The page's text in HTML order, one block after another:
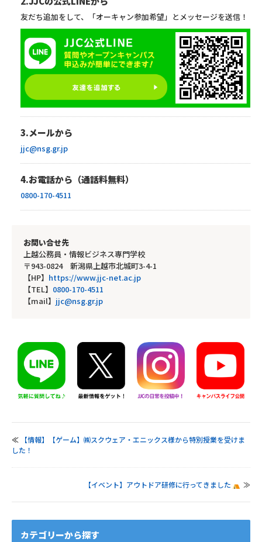
友だち追加をして、「オーキャン参加希望」とメッセージを送信！
3.メールから
jjc@nsg.gr.jp
4.お電話から（通話料無料）
0800-170-4511
お問い合せ先
上越公務員・情報ビジネス専門学校
〒943-0824 新潟県上越市北城町3-4-1
【HP】 https://www.jjc-net.ac.jp
【TEL】 0800-170-4511
【mail】 jjc@nsg.gr.jp
≪
【情報】【ゲーム】㈱スクウェア・エニックス様から特別授業を受けま
した！
【イベント】アウトドア研修に行ってきました ≫
カテゴリーから探す